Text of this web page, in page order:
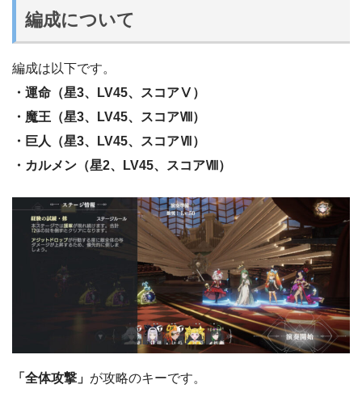
編成について
編成は以下です。
・運命（星3、LV45、スコアⅤ）
・魔王（星3、LV45、スコアⅧ）
・巨人（星3、
LV45、
スコアⅦ）
・カルメン（星2、
LV45、 スコアⅧ）
「全体攻撃」 が攻略のキーです。